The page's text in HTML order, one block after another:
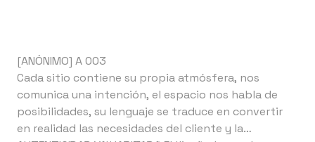
[ANÓNIMO] A 003
Cada sitio contiene su propia atmósfera, nos
comunica una intención, el espacio nos habla de
posibilidades, su lenguaje se traduce en convertir
en realidad las necesidades del cliente y la